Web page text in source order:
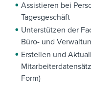
Assistieren bei
Tagesgeschäft
Unterstützen der
Büro- und
Erstellen und
Form)